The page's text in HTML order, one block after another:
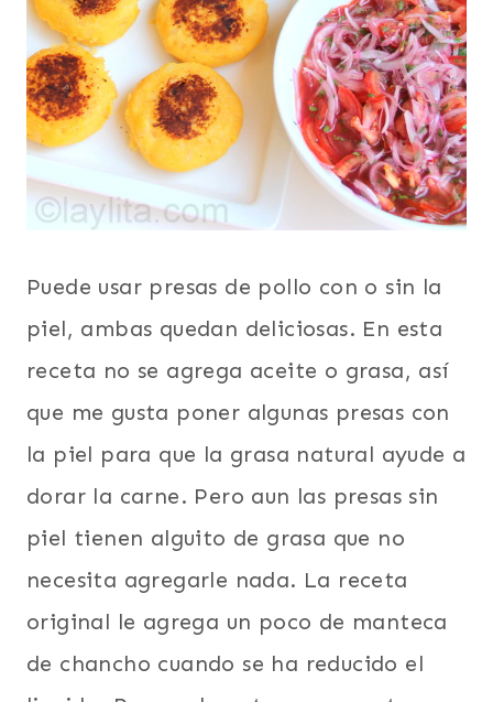
Puede usar presas de pollo con o sin la
piel, ambas quedan deliciosas. En esta
receta no se agrega aceite o grasa, así
que me gusta poner algunas presas con
la piel para que la grasa natural ayude a
dorar la carne. Pero aun las presas sin
piel tienen alguito de grasa que no
necesita agregarle nada. La receta
original le agrega un poco de manteca
de chancho cuando se ha reducido el